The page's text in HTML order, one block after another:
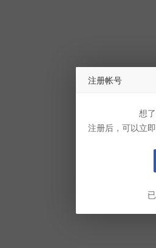
注册帐号
想
注册后，可以立